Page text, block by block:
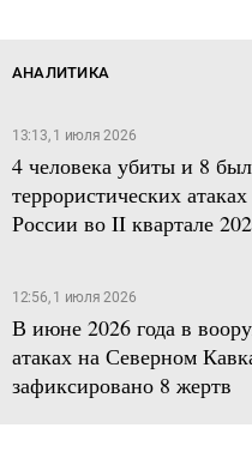
АНАЛИТИКА
13:13, 1 июля 2026
4 человека убиты и 8
террористических
России во II квартале
12:56, 1 июля 2026
В июне 2026 года в
атаках на Северном
зафиксировано 8 жертв